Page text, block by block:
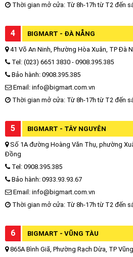
Thời gian mở cửa: Từ 8h-17h từ T2 đến
4 BIGMART - ĐÀ NẴNG
41 Võ An Ninh, Phường Hòa Xuân, TP Đà
Tel: (023) 6651 3830 - 0908.395.385
Bảo hành: 0908.395.385
Email: info@bigmart.com.vn
Thời gian mở cửa: Từ 8h-17h từ T2 đến
5 BIGMART - TÂY NGUYÊN
Số 1A đường Hoàng Văn Thụ, phường
Đồng
Tel: 0908.395.385
Bảo hành: 0933.93.93.67
Email: info@bigmart.com.vn
Thời gian mở cửa: Từ 8h-17h từ T2 đến
6 BIGMART - VŨNG TÀU
865A Bình Giã, Phường Rạch Dừa, TP